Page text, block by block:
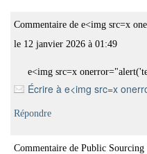
Commentaire de e<img src=x
le 12 janvier 2026 à 01:49
e<img src=x
Écrire à e<img src=x
Répondre
Commentaire de Public Sourcing